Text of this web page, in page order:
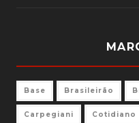
Base Brasileirão
Carpegiani Cotidiano